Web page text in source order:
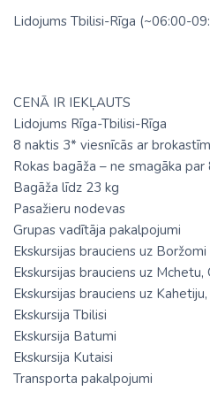
Lidojums Tbilisi-Rīga (~06:00-
CENĀ IR IEKĻAUTS
Lidojums Rīga-Tbilisi-Rīga
8 naktis 3* viesnīcās ar
Rokas bagāža – ne smagāka par
Bagāža līdz 23 kg
Pasažieru nodevas
Grupas vadītāja pakalpojumi
Ekskursijas brauciens uz Boržomi
Ekskursijas brauciens uz Mchetu,
Ekskursijas brauciens uz
Ekskursija Tbilisi
Ekskursija Batumi
Ekskursija Kutaisi
Transporta pakalpojumi